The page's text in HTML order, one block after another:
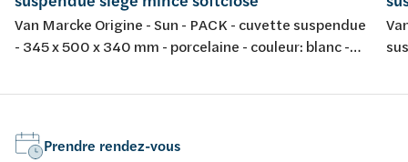
Van Marcke Origine - Sun - PACK - cuvette suspendue
- 345 x 500 x 340 mm - porcelaine - couleur: blanc -
Prendre rendez-vous